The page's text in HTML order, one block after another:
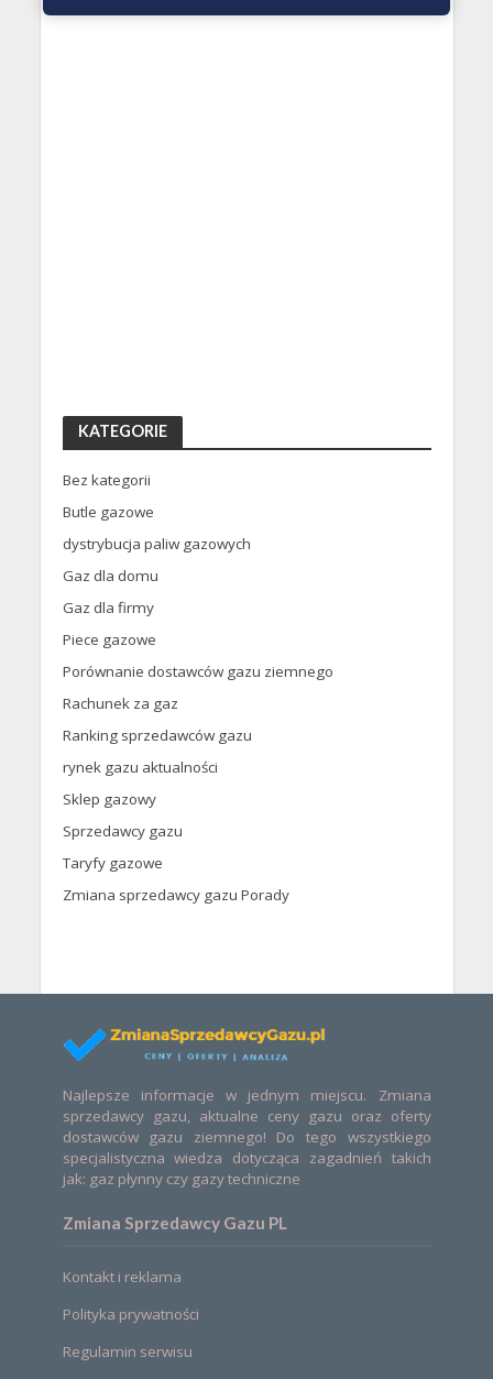
KATEGORIE
Bez kategorii
Butle gazowe
dystrybucja paliw gazowych
Gaz dla domu
Gaz dla firmy
Piece gazowe
Porównanie dostawców gazu ziemnego
Rachunek za gaz
Ranking sprzedawców gazu
rynek gazu aktualności
Sklep gazowy
Sprzedawcy gazu
Taryfy gazowe
Zmiana sprzedawcy gazu Porady
Najlepsze informacje w jednym miejscu. Zmiana
sprzedawcy gazu, aktualne ceny gazu oraz oferty
dostawców gazu ziemnego! Do tego wszystkiego
specjalistyczna wiedza dotycząca zagadnień takich
jak: gaz płynny czy gazy techniczne
Zmiana Sprzedawcy Gazu PL
Kontakt i reklama
Polityka prywatności
Regulamin serwisu